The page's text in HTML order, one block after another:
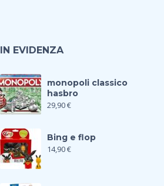
IN EVIDENZA
monopoli classico
hasbro
29,90€
Bing e flop
14,90€